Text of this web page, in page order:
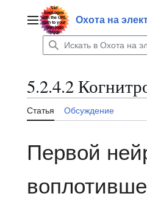
содержаниюГлавное менюОхота на
5.2.4.2
Статья Обсуждение
Первой